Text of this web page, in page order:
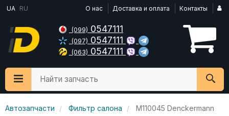
UA RU О нас Доставка и оплата Контакты
(099) 0547111
(097) 0547111
(063) 0547111
Найти запчасть
Автозапчасти Фильтр салона M110045 Denckermann